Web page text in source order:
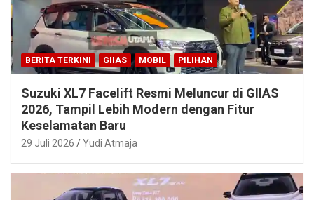
BERITA TERKINI GIIAS MOBIL PILIHAN
Suzuki XL7 Facelift Resmi Meluncur di GIIAS
2026, Tampil Lebih Modern dengan Fitur
Keselamatan Baru
29 Juli 2026 Yudi Atmaja